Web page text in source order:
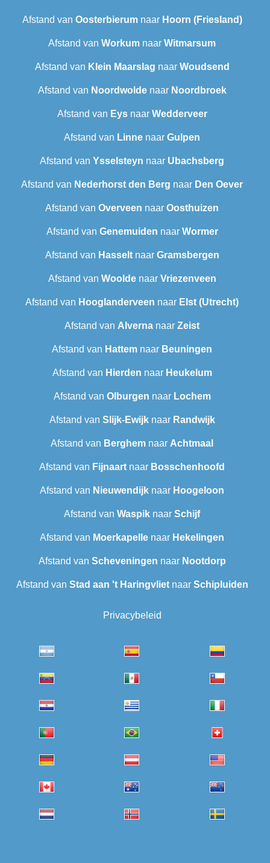
Afstand van Oosterbierumnaar Hoorn (Friesland)
Afstand van Workum naar Witmarsum
Afstand van Klein Maarslag naar Woudsend
Afstand van Noordwoldenaar Noordbroek
Afstand van Eysnaar Wedderveer
Afstand van Linne naar Gulpen
Afstand van Ysselsteyn naar Ubachsberg
Afstand van Nederhorst den Berg naar Den Oever
Afstand van Overveen naar Oosthuizen
Afstand van Genemuiden naar Wormer
Afstand van Hasseltnaar Gramsbergen
Afstand van Wooldenaar Vriezenveen
Afstand van Hooglanderveen naar Elst (Utrecht)
Afstand van Alverna naar Zeist
Afstand van Hattem naar Beuningen
Afstand van Hierden naar Heukelum
Afstand van Olburgen naar Lochem
Afstand van Slijk-Ewijknaar Randwijk
Afstand van Berghem naar Achtmaal
Afstand van Fijnaart naar Bosschenhoofd
Afstand van Nieuwendijk naar Hoogeloon
Afstand van Waspik naar Schijf
Afstand van Moerkapelle naar Hekelingen
Afstand van Scheveningen‎ naar Nootdorp
Afstand van Stad aan 't Haringvlietnaar Schipluiden
Privacybeleid